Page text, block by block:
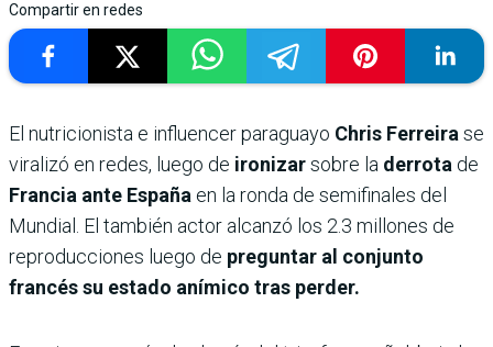
Compartir en redes
El nutricionista e influencer paraguayo Chris Ferreirase
viralizó en redes, luego de ironizarsobre la derrota de
Francia ante España en la ronda de semifinales del
Mundial. El también actor alcanzó los 2.3 millones de
reproducciones luego de preguntar al conjunto
francés su estado anímico tras perder.